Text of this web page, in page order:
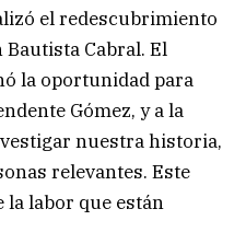
el redescubrimiento
Cabral. El
la oportunidad para
Gómez, y a la
nuestra historia,
relevantes. Este
la labor que están